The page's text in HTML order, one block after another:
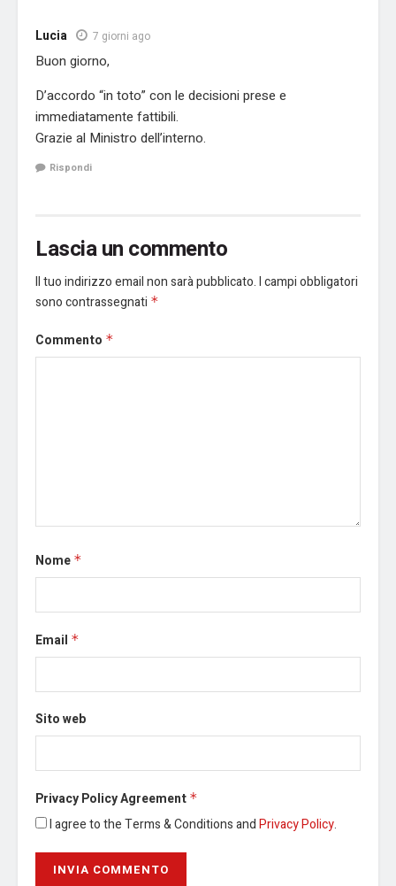
Lucia 7 giorni ago
Buon giorno,
D’accordo “in toto” con le decisioni prese e
immediatamente fattibili.
Grazie al Ministro dell’interno.
Rispondi
Lascia un commento
Il tuo indirizzo email non sarà pubblicato.I campi obbligatori
sono contrassegnati *
Commento *
Nome *
Email *
Sito web
Privacy Policy Agreement *
I agree to the Terms & Conditions andPrivacy Policy.